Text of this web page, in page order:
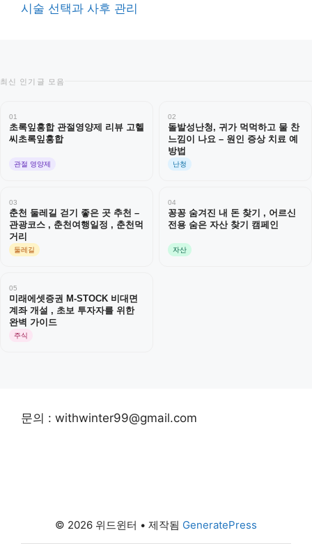
시술 선택과 사후 관리
최신 인기글 모음
01
초록잎홍합 관절영양제 리뷰 고헬
씨초록잎홍합
관절 영양제
02
돌발성난청, 귀가 먹먹하고 물 찬
느낌이 나요 – 원인 증상 치료 예
방법
난청
03
춘천 둘레길 걷기 좋은 곳 추천 –
관광코스 , 춘천여행일정 , 춘천먹
거리
둘레길
04
꽁꽁 숨겨진 내 돈 찾기 , 어르신
전용 숨은 자산 찾기 캠페인
자산
05
미래에셋증권 M-STOCK 비대면
계좌 개설 , 초보 투자자를 위한
완벽 가이드
주식
문의 : withwinter99@gmail.com
© 2026 위드윈터 • 제작됨 GeneratePress